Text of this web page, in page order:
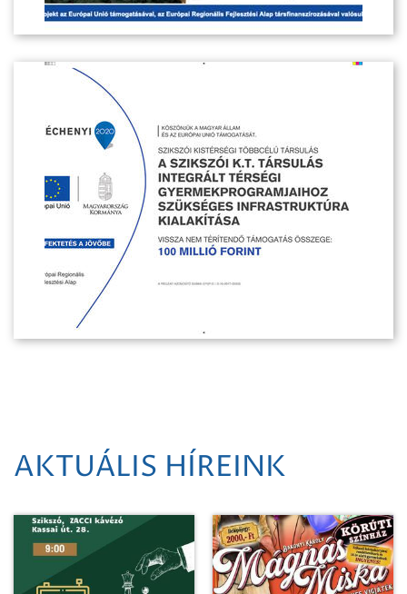
AKTUÁLIS HÍREINK